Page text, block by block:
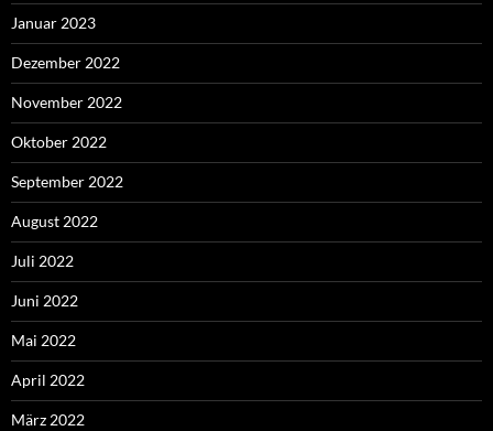
Januar 2023
Dezember 2022
November 2022
Oktober 2022
September 2022
August 2022
Juli 2022
Juni 2022
Mai 2022
April 2022
März 2022